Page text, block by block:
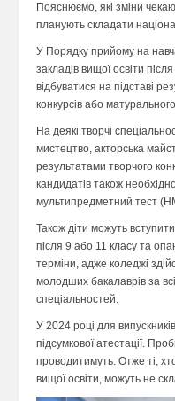
Пояснюємо, які зміни
планують складати
У Порядку прийому на
закладів вищої освіти
відбуватися на підставі
конкурсів або
На деякі творчі
мистецтво, акторська
результатами творчого
кандидатів також
мультипредметний тест
Також діти можуть
після 9 або 11 класу та
терміни, адже коледжі
молодших бакалаврів за
спеціальностей.
У 2024 році для
підсумкової атестації.
проводитимуть. Отже ті,
вищої освіти, можуть не